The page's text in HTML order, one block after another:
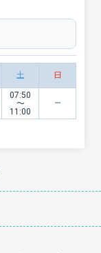
土 日
07:50
〜
11:00